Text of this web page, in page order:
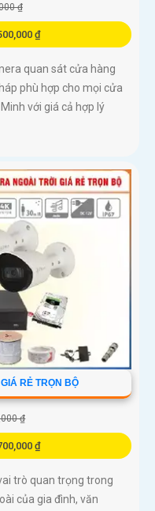
₫
₫
quan sát cửa hàng
phù hợp cho mọi cửa
với giá cả hợp lý
RẺ TRỌN BỘ
₫
₫
trò quan trọng trong
của gia đình, văn